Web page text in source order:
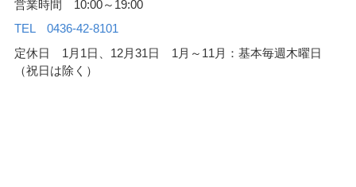
営業時間 10:00～19:00
TEL 0436-42-8101
定休日 1月1日、12月31日 1月～11月：基本毎週木曜日
（祝日は除く）